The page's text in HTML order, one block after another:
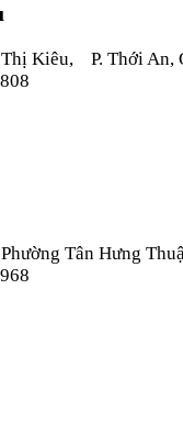
Kiêu, P. Thới An,
Tân Hưng